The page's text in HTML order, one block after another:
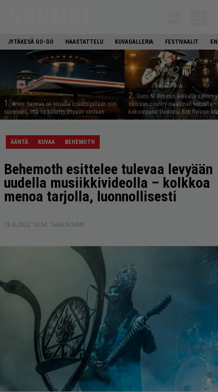
JYTÄKESÄ GO-GO HAASTATTELU KUVAGALLERIA FESTIVAALIT
1. Arvio: Saimaa on toisella covertripillään niin
suvereeni, että se kääntyy itseään vastaan
2. Guns N’ Rosesin keikalla nähtiin
suoraan country-maailman huipulta
kokoonpano suoriutui Bob Dylanin
ÄÄNTÄ KUVAA BEHEMOTH
Behemoth esittelee tulevaa levyään
uudella musiikkivideolla – kolkkoa
menoa tarjolla, luonnollisesti
18.8.2022 10:54 Saku Schildt